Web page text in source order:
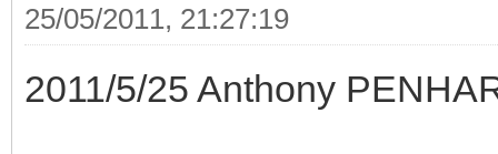
25/05/2011, 21:27:19
2011/5/25 Anthony